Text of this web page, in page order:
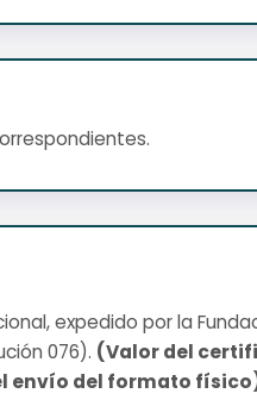
expedido por la
076). (Valor del
envío del formato